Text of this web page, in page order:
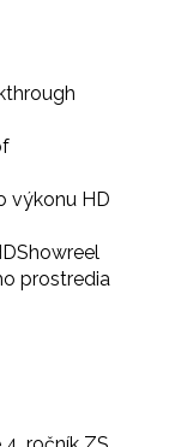
výkonu HD
Showreel
prostredia